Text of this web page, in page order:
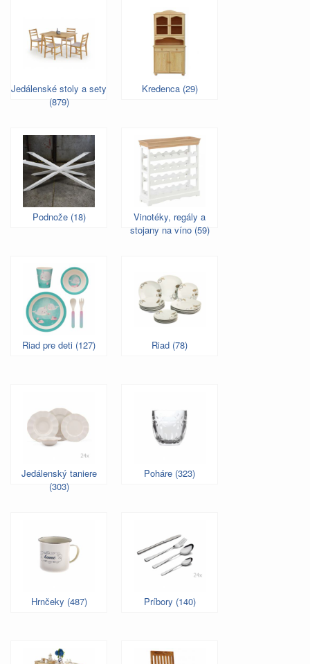
Jedálenské stoly a sety
(879)
Kredenca (29)
Podnože (18)
Vinotéky, regály a
stojany na víno (59)
Riad pre deti (127) Riad (78)
Jedálenský taniere
(303)
Poháre (323)
Hrnčeky (487) Príbory (140)